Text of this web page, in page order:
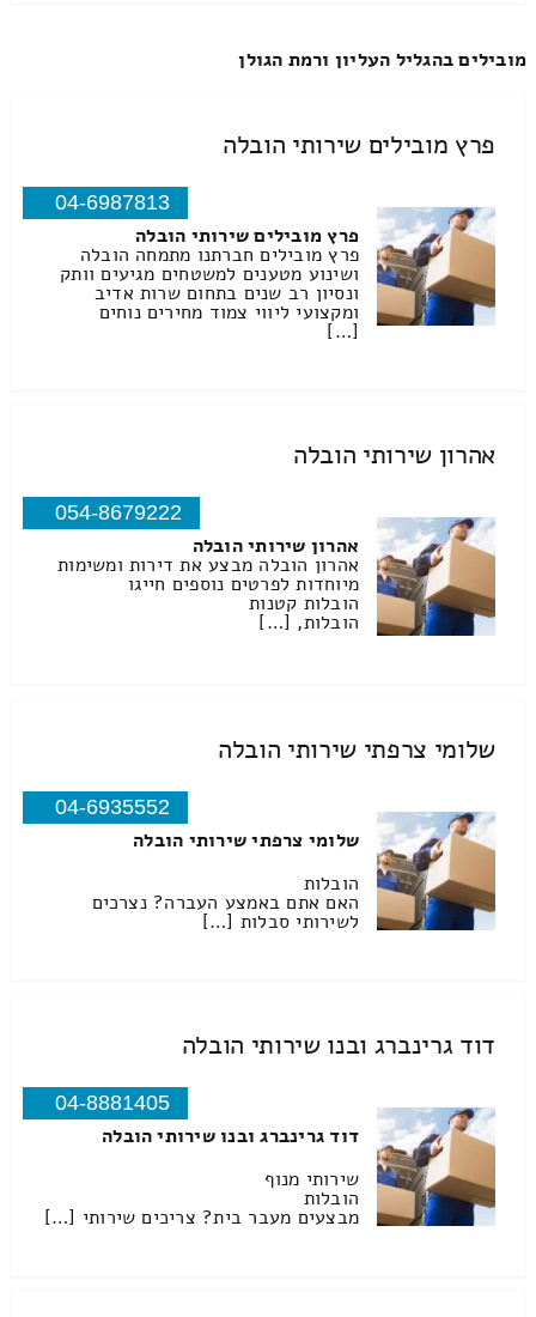
מובילים בהגליל העליון ורמת הגולן
פרץ מובילים שירותי הובלה
04-6987813
פרץ מובילים שירותי הובלה
פרץ מובילים חברתנו מתמחה הובלה
ושינוע מטענים למשטחים מגיעים וותק
ונסיון רב שנים בתחום שרות אדיב
ומקצועי ליווי צמוד מחירים נוחים
[…]
אהרון שירותי הובלה
054-8679222
אהרון שירותי הובלה
אהרון הובלה מבצע את דירות ומשימות
מיוחדות לפרטים נוספים חייגו
הובלות קטנות
הובלות, […]
שלומי צרפתי שירותי הובלה
04-6935552
שלומי צרפתי שירותי הובלה
הובלות
האם אתם באמצע העברה? נצרכים
לשירותי סבלות […]
דוד גרינברג ובנו שירותי הובלה
04-8881405
דוד גרינברג ובנו שירותי הובלה
שירותי מנוף
הובלות
מבצעים מעבר בית? צריכים שירותי […]